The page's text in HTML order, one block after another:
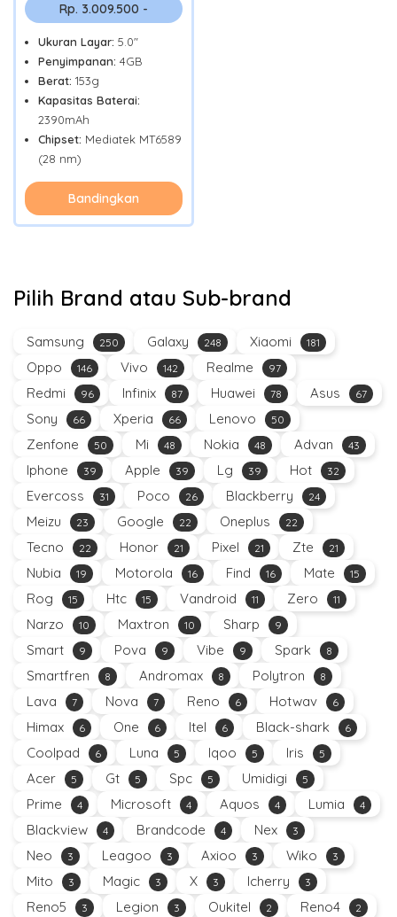
Rp. 3.009.500 -
Ukuran Layar: 5.0"
Penyimpanan: 4GB
Berat: 153g
Kapasitas Baterai:
2390mAh
Chipset: Mediatek MT6589
(28 nm)
Bandingkan
Pilih Brand atau Sub-brand
Samsung 250 Galaxy 248 Xiaomi 181
Oppo 146 Vivo 142 Realme 97
Redmi 96 Infinix 87 Huawei 78 Asus 67
Sony 66 Xperia 66 Lenovo 50
Zenfone 50 Mi 48 Nokia 48 Advan 43
Iphone 39 Apple 39 Lg 39 Hot 32
Evercoss 31 Poco 26 Blackberry 24
Meizu 23 Google 22 Oneplus 22
Tecno 22 Honor 21 Pixel 21 Zte 21
Nubia 19 Motorola 16 Find 16 Mate 15
Rog 15 Htc 15 Vandroid 11 Zero 11
Narzo 10 Maxtron 10 Sharp 9
Smart 9 Pova 9 Vibe 9 Spark 8
Smartfren 8 Andromax 8 Polytron 8
Lava 7 Nova 7 Reno 6 Hotwav 6
Himax 6 One 6 Itel 6 Black-shark 6
Coolpad 6 Luna 5 Iqoo 5 Iris 5
Acer 5 Gt 5 Spc 5 Umidigi 5
Prime 4 Microsoft 4 Aquos 4 Lumia 4
Blackview 4 Brandcode 4 Nex 3
Neo 3 Leagoo 3 Axioo 3 Wiko 3
Mito 3 Magic 3 X 3 Icherry 3
Reno5 3 Legion 3 Oukitel 2 Reno4 2